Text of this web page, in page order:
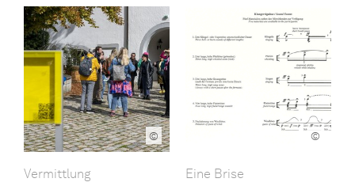
©
Vermittlung
©
Eine Brise